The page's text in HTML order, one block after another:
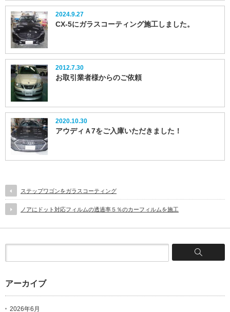
2024.9.27
CX-5にガラスコーティング施工しました。
2012.7.30
お取引業者様からのご依頼
2020.10.30
アウディＡ7をご入庫いただきました！
ステップワゴンをガラスコーティング
ノアにドット対応フィルムの透過率５％のカーフィルムを施工
アーカイブ
2026年6月